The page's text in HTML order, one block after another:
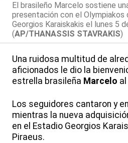
El brasileño Marcelo sostiene
presentación con el Olympiakos
Georgios Karaiskakis el lunes 5
(AP/THANASSIS STAVRAKIS)
Una ruidosa multitud de
aficionados le dio la
estrella brasileña Marcelo al
Los seguidores cantaron y
mientras la nueva
en el Estadio Georgios
Piraeus.